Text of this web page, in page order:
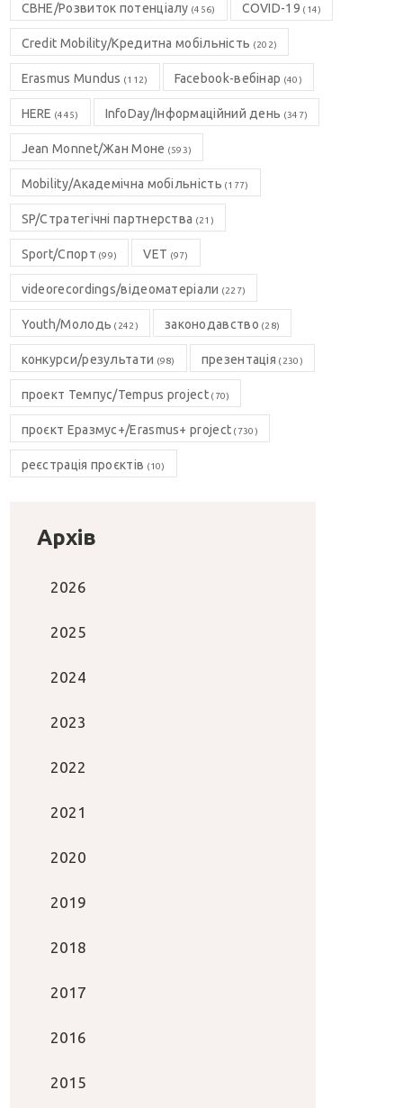
CBHE/Розвиток потенціалу (456) COVID-19 (14)
Credit Mobility/Кредитна мобільність (202)
Erasmus Mundus (112) Facebook-вебінар (40)
HERE (445) InfoDay/Інформаційний день (347)
Jean Monnet/Жан Моне (593)
Mobility/Академічна мобільність (177)
SP/Стратегічні партнерства (21)
Sport/Спорт (99) VET (97)
videorecordings/відеоматеріали (227)
Youth/Молодь (242) законодавство (28)
конкурси/результати (98) презентація (230)
проект Темпус/Tempus project(70)
проєкт Еразмус+/Erasmus+ project (730)
реєстрація проєктів (10)
Архів
2026
2025
2024
2023
2022
2021
2020
2019
2018
2017
2016
2015